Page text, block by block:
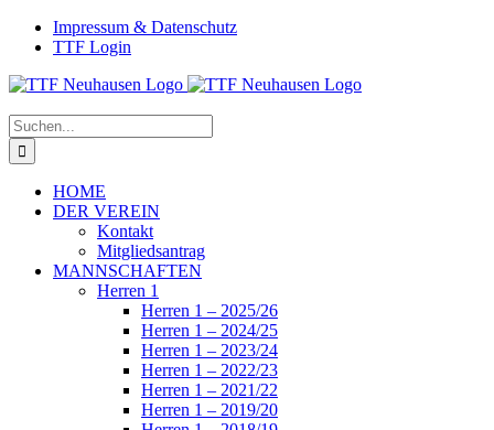
Zum
Inhalt
Facebook
InstagramImpressum & Datenschutz
TTF Login
Suche
nach:
HOME
DER VEREIN
Kontakt
Mitgliedsantrag
MANNSCHAFTEN
Herren 1
Herren 1 – 2025/26
Herren 1 – 2024/25
Herren 1 – 2023/24
Herren 1 – 2022/23
Herren 1 – 2021/22
Herren 1 – 2019/20